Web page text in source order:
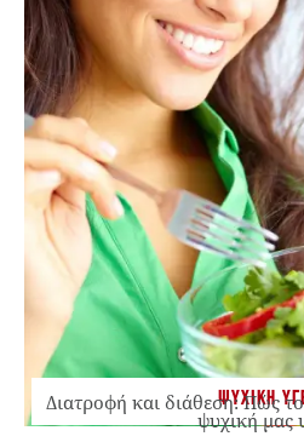
ΨΥΧΙΚΗ
Διατροφή και διάθεση: Πώς
ψυχική μας